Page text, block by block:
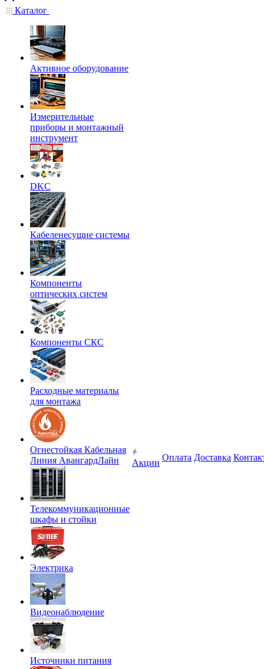
Каталог
Активное оборудование
Измерительные
приборы и монтажный
инструмент
DKC
Кабеленесущие системы
Компоненты
оптических систем
Компоненты СКС
Расходные материалы
для монтажа
Огнестойкая Кабельная
Линия АвангардЛайн
Телекоммуникационные
шкафы и стойки
Электрика
Видеонаблюдение
Источники питания
Акции
Оплата Доставка